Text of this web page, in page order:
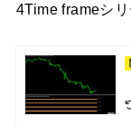
4Time frameシ